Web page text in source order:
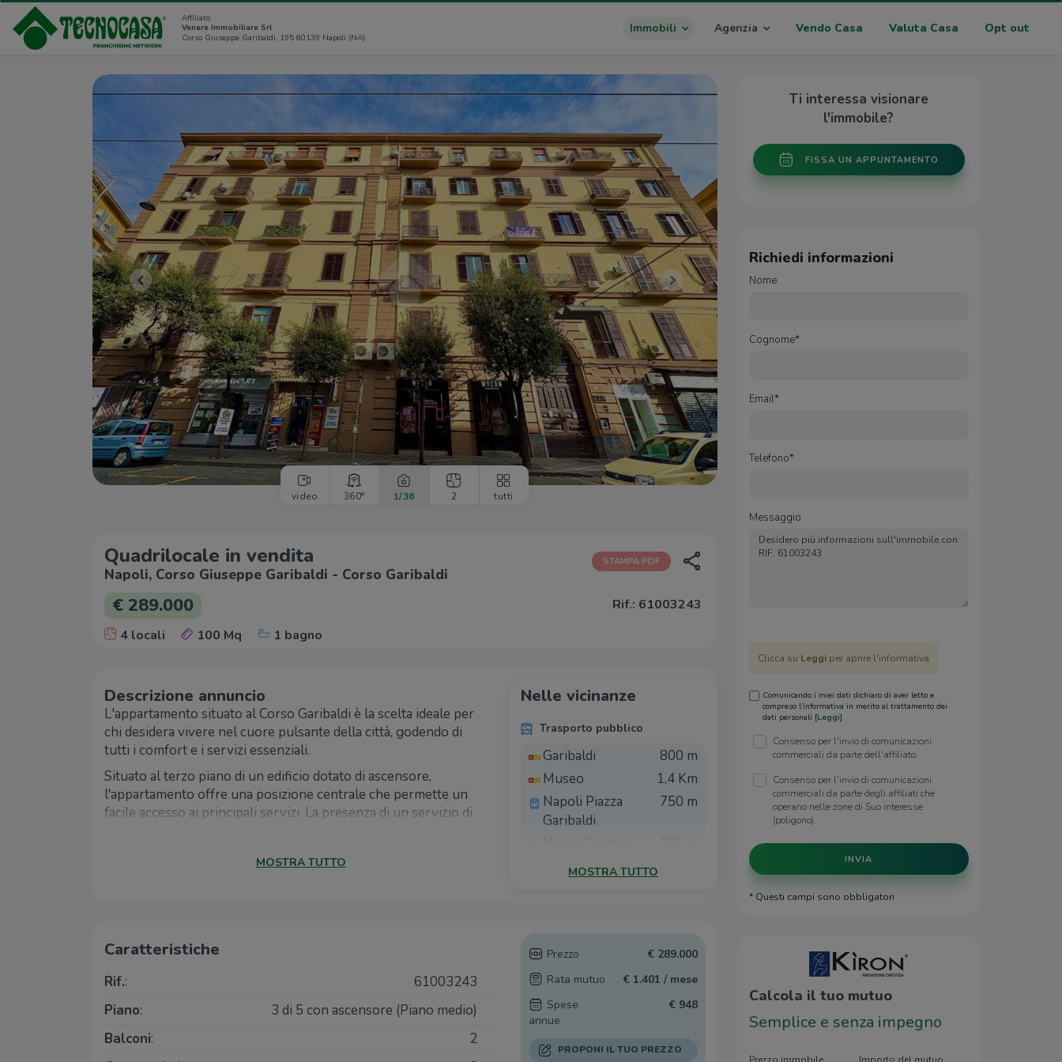
Affiliato
Venere Immobiliare Srl
Corso Giuseppe Garibaldi, 195 80139 Napoli (NA)
Immobili Agenzia Vendo Casa Valuta Casa Opt out
video 360° 1/36 2 tutti
Quadrilocale in vendita
Napoli, Corso Giuseppe Garibaldi - Corso Garibaldi
€ 289.000
4 locali 100 Mq 1 bagno
STAMPA PDF
Rif.: 61003243
Descrizione annuncio
L'appartamento situato al Corso Garibaldi è la scelta ideale per
chi desidera vivere nel cuore pulsante della città, godendo di
tutti i comfort e i servizi essenziali.
Situato al terzo piano di un edificio dotato di ascensore,
l'appartamento offre una posizione centrale che permette un
facile accesso ai principali servizi. La presenza di un servizio di
accessori, offrendo spazi ampi e ben distribuiti adatti a diverse
esigenze abitative.
La vicinanza a fermate di autobus e stazioni della metropolitana
rende gli spostamenti in città estremamente facili e
convenienti. Vivere al Corso Garibaldi significa essere sempre
connessi con il resto della città, facilitando l'accesso a lavoro,
scuole e luoghi di svago.
MOSTRA TUTTO
Nelle vicinanze
Trasporto pubblico
Garibaldi
800 m
Museo
1,4 Km
Napoli Piazza
Garibaldi
750 m
Trasporto
1,1 Km
EnelX EVA+
Ferraris Napoli
1,5 Km
Scuole
ITIS A.Volta
130 m
MOSTRA TUTTO
Caratteristiche
Rif.:
61003243
Piano:
3 di 5 con ascensore (Piano medio)
Balconi:
2
Prezzo
€ 289.000
Rata mutuo
€ 1.401 / mese
Spese
annue
€ 948
PROPONI IL TUO PREZZO
Ti interessa visionare
l'immobile?
FISSA UN APPUNTAMENTO
Richiedi informazioni
Nome
Cognome*
Email*
Telefono*
Messaggio
Clicca su Leggiper aprire l'informativa
Comunicando i miei dati dichiaro di aver letto e
compreso l’informativa in merito al trattamento dei
dati personali [Leggi]
Consenso per l'invio di comunicazioni
commerciali da parte dell'affiliato.
Consenso per l'invio di comunicazioni
commerciali da parte degli affiliati che
operano nelle zone di Suo interesse
(poligono).
INVIA
* Questi campi sono obbligatori
Calcola il tuo mutuo
Semplice e senza impegno